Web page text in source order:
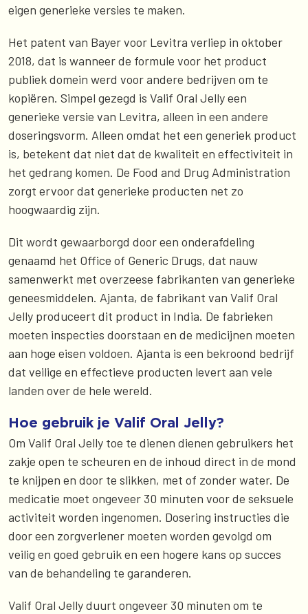
eigen generieke versies te maken.
Het patent van Bayer voor Levitra verliep in oktober
2018, dat is wanneer de formule voor het product
publiek domein werd voor andere bedrijven om te
kopiëren. Simpel gezegd is Valif Oral Jelly een
generieke versie van Levitra, alleen in een andere
doseringsvorm. Alleen omdat het een generiek product
is, betekent dat niet dat de kwaliteit en effectiviteit in
het gedrang komen. De Food and Drug Administration
zorgt ervoor dat generieke producten net zo
hoogwaardig zijn.
Dit wordt gewaarborgd door een onderafdeling
genaamd het Office of Generic Drugs, dat nauw
samenwerkt met overzeese fabrikanten van generieke
geneesmiddelen. Ajanta, de fabrikant van Valif Oral
Jelly produceert dit product in India. De fabrieken
moeten inspecties doorstaan en de medicijnen moeten
aan hoge eisen voldoen. Ajanta is een bekroond bedrijf
dat veilige en effectieve producten levert aan vele
landen over de hele wereld.
Hoe gebruik je Valif Oral Jelly?
Om Valif Oral Jelly toe te dienen dienen gebruikers het
zakje open te scheuren en de inhoud direct in de mond
te knijpen en door te slikken, met of zonder water. De
medicatie moet ongeveer 30 minuten voor de seksuele
activiteit worden ingenomen. Dosering instructies die
door een zorgverlener moeten worden gevolgd om
veilig en goed gebruik en een hogere kans op succes
van de behandeling te garanderen.
Valif Oral Jelly duurt ongeveer 30 minuten om te